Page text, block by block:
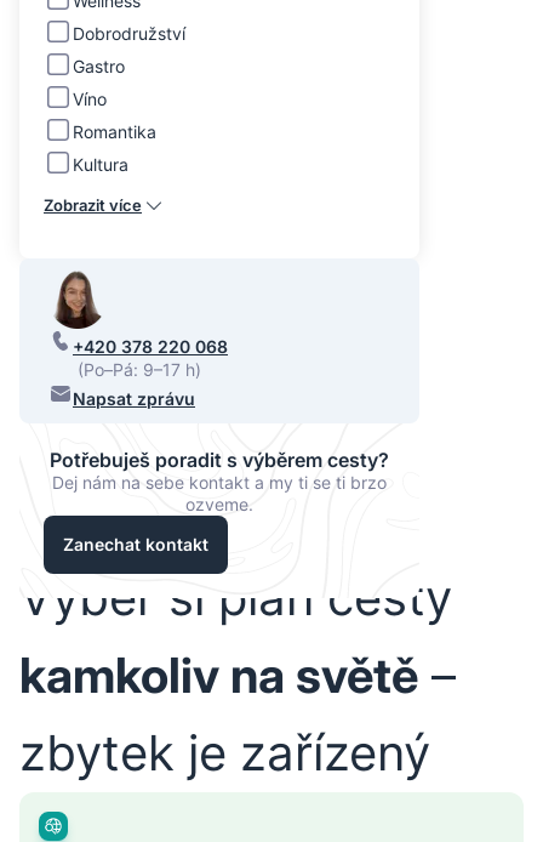
Dobrodružství
Gastro
Víno
Romantika
Kultura
Zobrazit více
+420 378 220 068
(Po–Pá: 9–17 h)
Napsat zprávu
Potřebuješ poradit s výběrem cesty?
Dej nám na sebe kontakt a my ti se ti brzo
ozveme.
Zanechat kontakt
Vyber si plán cesty
kamkoliv na světě –
zbytek je zařízený